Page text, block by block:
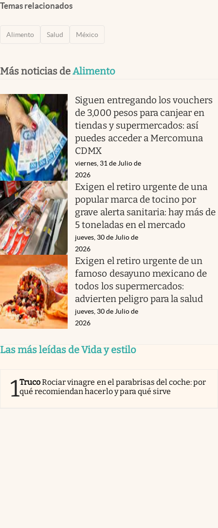
Temas relacionados
Alimento Salud México
Más noticias deAlimento
Siguen entregando los vouchers
de 3,000 pesos para canjear en
tiendas y supermercados: así
puedes acceder a Mercomuna
CDMX
viernes, 31 de Julio de
2026
Exigen el retiro urgente de una
popular marca de tocino por
grave alerta sanitaria: hay más de
5 toneladas en el mercado
jueves, 30 de Julio de
2026
Exigen el retiro urgente de un
famoso desayuno mexicano de
todos los supermercados:
advierten peligro para la salud
jueves, 30 de Julio de
2026
Las más leídas de Vida y estilo
1TrucoRociar vinagre en el parabrisas del coche: por
qué recomiendan hacerlo y para qué sirve